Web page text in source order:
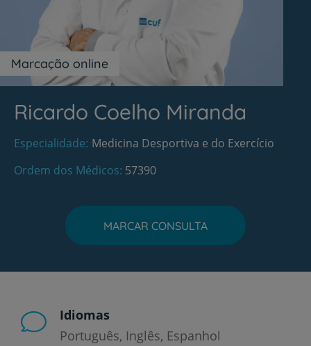
Marcação online
Ricardo Coelho Miranda
Especialidade Medicina Desportiva e do Exercício
Ordem dos Médicos 57390
MARCAR CONSULTA
Idiomas
Português Inglês Espanhol